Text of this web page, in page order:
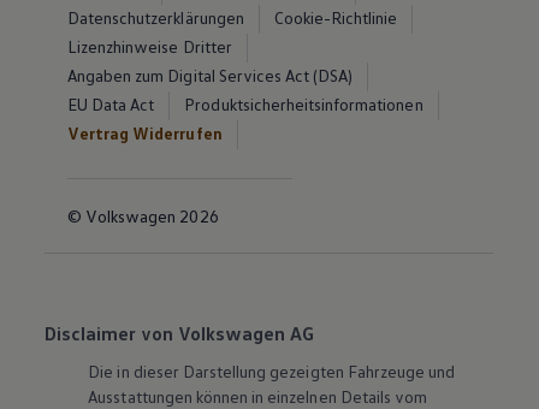
Datenschutzerklärungen
Cookie-Richtlinie
Lizenzhinweise Dritter
Angaben zum Digital Services Act (DSA)
EU Data Act
Produktsicherheitsinformationen
Vertrag Widerrufen
© Volkswagen 2026
Disclaimer von Volkswagen AG
Die in dieser Darstellung gezeigten Fahrzeuge und
Ausstattungen können in einzelnen Details vom